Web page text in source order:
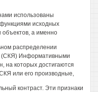
использованы
исходных
объектов, а именно
распределении
(СКЯ) Информативными
на которых достигаются
или его производные,
контраст. Эти признаки